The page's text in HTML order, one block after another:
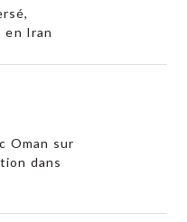
en Iran
Oman sur
dans